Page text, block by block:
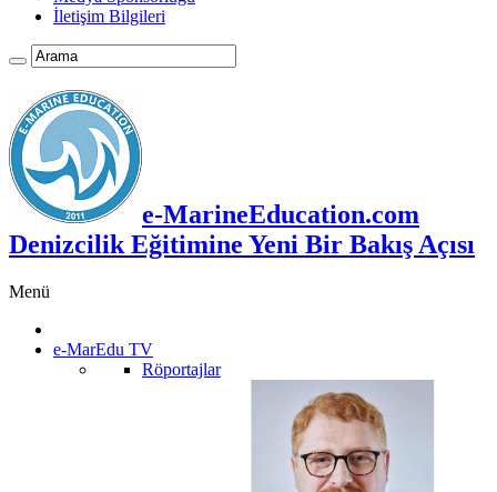
İletişim Bilgileri
e-MarineEducation.com
Denizcilik Eğitimine Yeni Bir Bakış Açısı
Menü
e-MarEdu TV
Röportajlar